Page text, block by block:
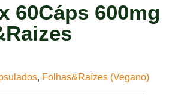
60Cáps 600mg
, Folhas&Raízes (Vegano)